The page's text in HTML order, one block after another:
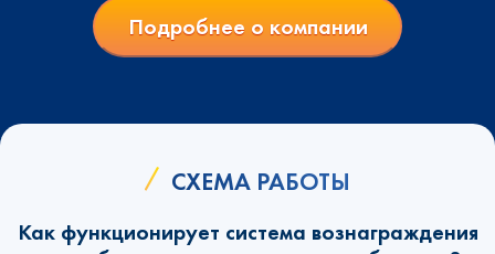
Подробнее о компании
СХЕМА РАБОТЫ
Как функционирует система вознаграждения